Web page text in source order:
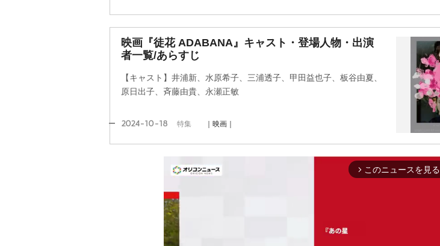
映画『徒花 ADABANA』キャスト・登場人物・出演
者一覧/あらすじ
【キャスト】井浦新、水原希子、三浦透子、甲田益也子、板谷由夏、
原日出子、斉藤由貴、永瀬正敏
2024-10-18 特集 ｜映画｜
arrow_forward_ios このニュースを見る